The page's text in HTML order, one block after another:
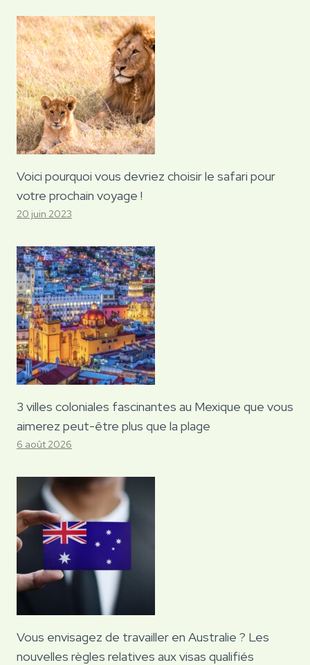
Voici pourquoi vous devriez choisir le safari pour
votre prochain voyage !
20 juin 2023
3 villes coloniales fascinantes au Mexique que vous
aimerez peut-être plus que la plage
6 août 2026
Vous envisagez de travailler en Australie ? Les
nouvelles règles relatives aux visas qualifiés